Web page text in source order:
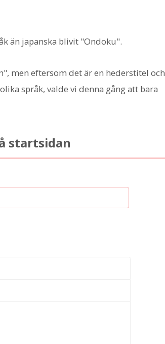
än japanska blivit "Ondoku".
men eftersom det är en hederstitel och
språk, valde vi denna gång att bara
startsidan